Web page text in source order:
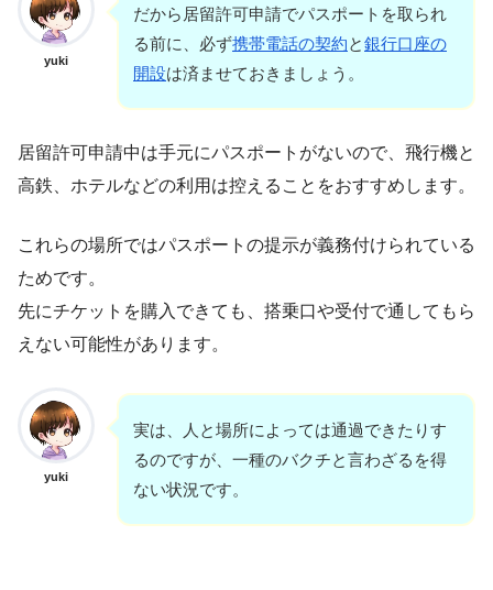
yuki
だから居留許可申請でパスポートを取られ
る前に、必ず携帯電話の契約と銀行口座の
開設は済ませておきましょう。
居留許可申請中は手元にパスポートがないので、飛行機と
高鉄、ホテルなどの利用は控えることをおすすめします。
これらの場所ではパスポートの提示が義務付けられている
ためです。
先にチケットを購入できても、搭乗口や受付で通してもら
えない可能性があります。
yuki
実は、人と場所によっては通過できたりす
るのですが、一種のバクチと言わざるを得
ない状況です。